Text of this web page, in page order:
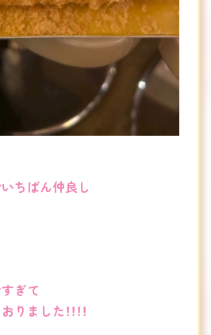
ちばん仲良し
ぎて
ました！！！！